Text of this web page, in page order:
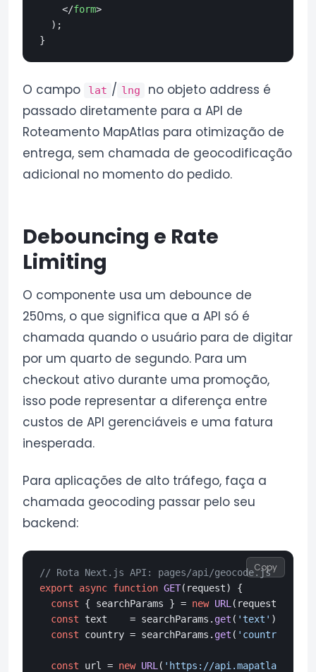
</form>
  );
O campo lat / lng
no objeto address é
passado diretamente para a API de
Roteamento MapAtlas para otimização de
entrega, sem chamada de geocodificação
adicional no momento do pedido.
Debouncing e Rate
Limiting
O componente usa um debounce de
250ms, o que significa que a API só é
chamada quando o usuário para de digitar
por um quarto de segundo. Para um
checkout ativo durante uma promoção,
isso pode representar a diferença entre
custos de API gerenciáveis e uma fatura
inesperada.
Para aplicações de alto tráfego, faça a
chamada geocoding passar pelo seu
backend:
Copy
// Rota Next.js API: pages/api/geocode.js ou
export
async function GET( request) {
const { searchParams } = new URL (request.
const text    = searchParams. get ( 'text' );
const country = searchParams. get ( 'country'
const url = new URL ( 'https://api.mapatlas.eu/